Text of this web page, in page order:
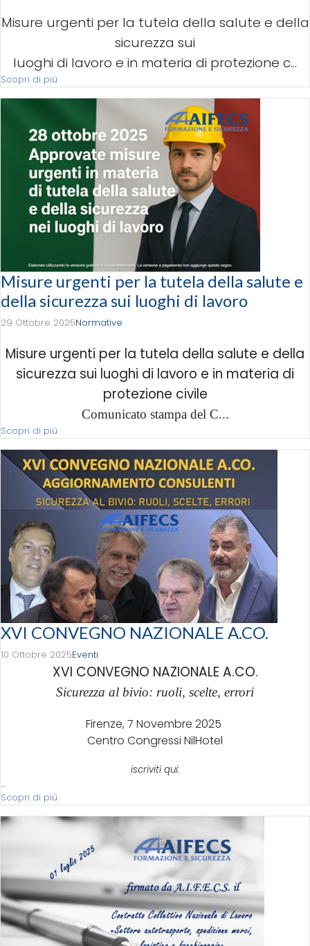
Misure urgenti per la tutela della salute e della
sicurezza sui
luoghi di lavoro e in materia di protezione c...
Scopri di più
Misure urgenti per la tutela della salute e
della sicurezza sui luoghi di lavoro
29 Ottobre 2025Normative
Misure urgenti per la tutela della salute e della
sicurezza sui luoghi di lavoro e in materia di
protezione civile
Comunicato stampa del C...
Scopri di più
XVI CONVEGNO NAZIONALE A.CO.
10 Ottobre 2025Eventi
XVI CONVEGNO NAZIONALE A.CO.
Sicurezza al bivio: ruoli, scelte, errori
Firenze, 7 Novembre 2025
Centro Congressi NilHotel
iscriviti qui:
...
Scopri di più